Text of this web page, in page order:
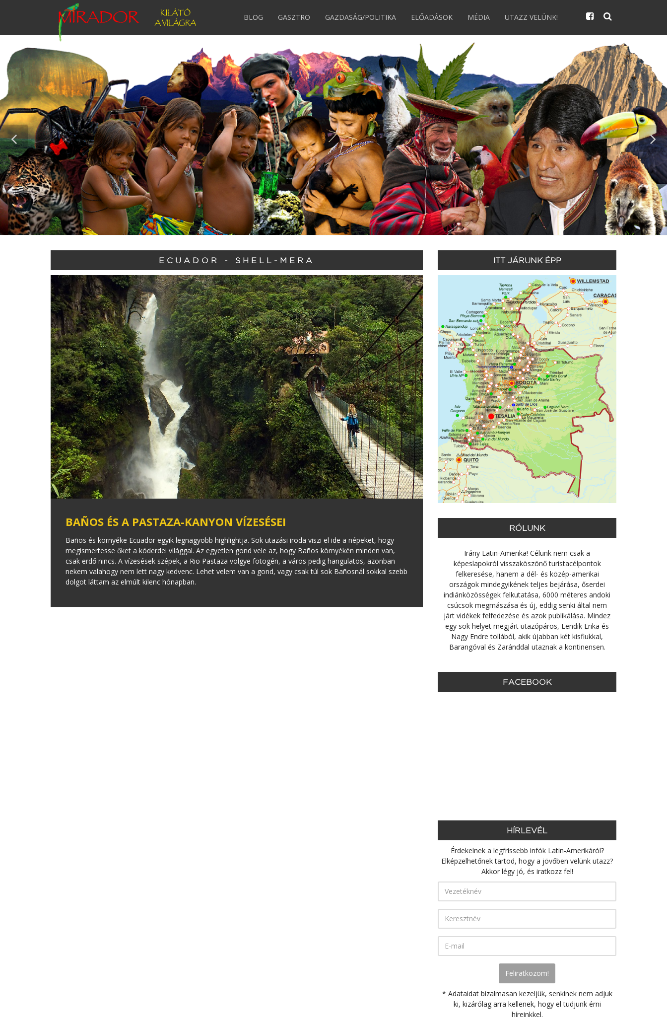
BLOG GASZTRO GAZDASÁG/POLITIKA ELŐADÁSOK MÉDIA UTAZZ VELÜNK!
ECUADOR - SHELL-MERA
BAÑOS ÉS A PASTAZA-KANYON VÍZESÉSEI
Baños és környéke Ecuador egyik legnagyobb highlightja. Sok utazási iroda viszi el ide a népeket, hogy
megismertesse őket a köderdei világgal. Az egyetlen gond vele az, hogy Baños környékén minden van,
csak erdő nincs. A vízesések szépek, a Rio Pastaza völgye fotogén, a város pedig hangulatos, azonban
nekem valahogy nem lett nagy kedvenc. Lehet velem van a gond, vagy csak túl sok Bañosnál sokkal szebb
dolgot láttam az elmúlt kilenc hónapban.
ITT JÁRUNK ÉPP
RÓLUNK
Irány Latin-Amerika! Célunk nem csak a
képeslapokról visszaköszönő turistacélpontok
felkeresése, hanem a dél- és közép-amerikai
országok mindegyikének teljes bejárása, őserdei
indiánközösségek felkutatása, 6000 méteres andoki
csúcsok megmászása és új, eddig senki által nem
járt vidékek felfedezése és azok publikálása. Mindez
egy sok helyet megjárt utazópáros, Lendik Erika és
Nagy Endre tollából, akik újabban két kisfiukkal,
Barangóval és Zaránddal utaznak a kontinensen.
FACEBOOK
HÍRLEVÉL
Érdekelnek a legfrissebb infók Latin-Amerikáról?
Elképzelhetőnek tartod, hogy a jövőben velünk utazz?
Akkor légy jó, és iratkozz fel!
* Adataidat bizalmasan kezeljük, senkinek nem adjuk
ki, kizárólag arra kellenek, hogy el tudjunk érni
híreinkkel.